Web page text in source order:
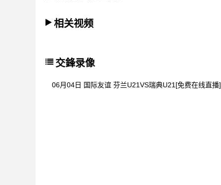
相关视频
交鋒录像
06月04日 国际友谊 芬兰U21VS瑞典U21[免费在线直播]